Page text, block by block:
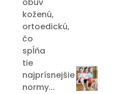
koženú,
ortoedickú,
čo
spĺňa
tie
najprísnejšie
normy...